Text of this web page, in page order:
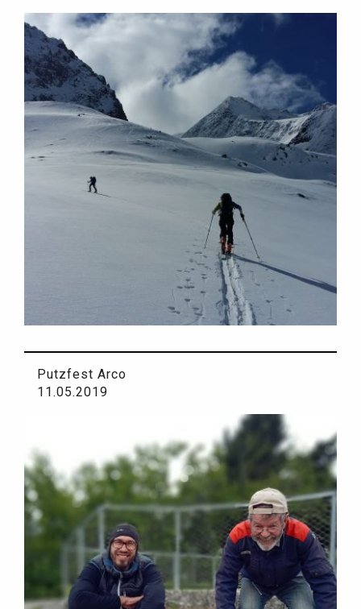
Putzfest Arco
11.05.2019